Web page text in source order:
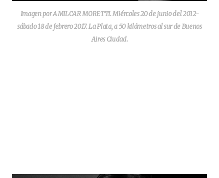
Imagen por AMILCAR MORETTI. Miércoles 20 de junio del 2012-
sábado 18 de febrero 2017. La Plata, a 50 kilómetros al sur de Buenos
Aires Ciudad.